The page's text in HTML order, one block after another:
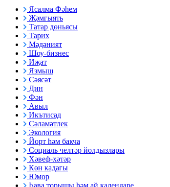
Ясалма Фәһем
Җәмгыять
Татар дөньясы
Тарих
Мәдәният
Шоу-бизнес
Иҗат
Язмыш
Сәясәт
Дин
Фән
Авыл
Икътисад
Сәламәтлек
Экология
Йорт һәм бакча
Социаль челтәр йолдызлары
Хәвеф-хәтәр
Көн кадагы
Юмор
Һава торышы һәм ай календаре